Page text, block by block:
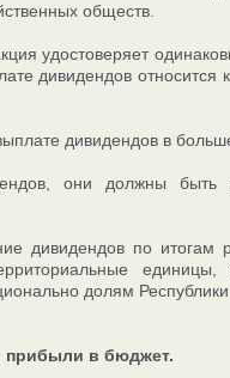
обществ.
удостоверяет
дивидендов относится
дивидендов в
они должны быть
дивидендов по итогам
единицы,
долям
прибыли в бюджет.